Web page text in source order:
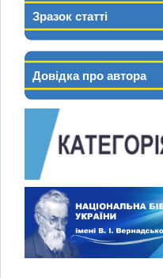
Зразок статті
Довідка про автора